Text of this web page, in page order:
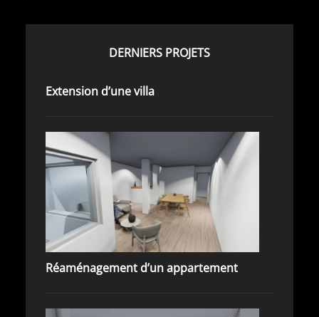
DERNIERS PROJETS
Extension d’une villa
Réaménagement d’un appartement